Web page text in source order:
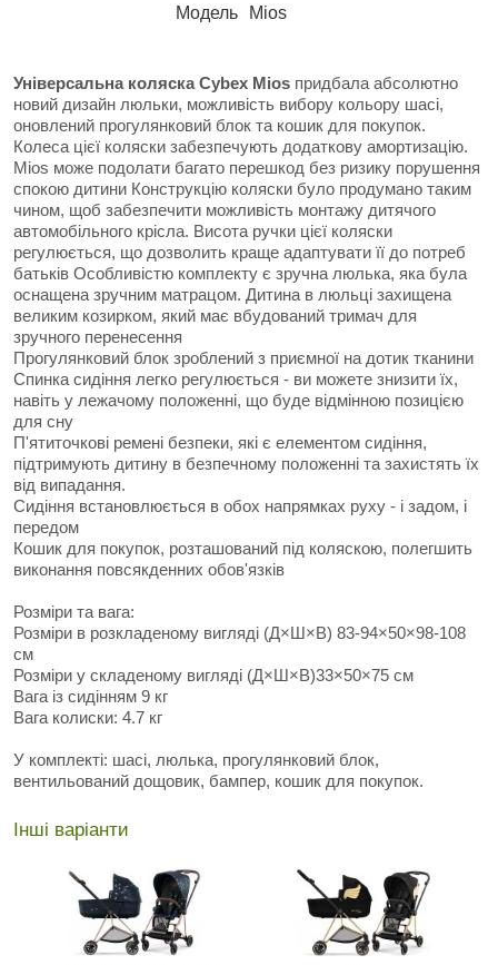
Модель Mios
Універсальна коляска Cybex Mios придбала абсолютно
новий дизайн люльки, можливість вибору кольору шасі,
оновлений прогулянковий блок та кошик для покупок.
Колеса цієї коляски забезпечують додаткову амортизацію.
Mios може подолати багато перешкод без ризику порушення
спокою дитини Конструкцію коляски було продумано таким
чином, щоб забезпечити можливість монтажу дитячого
автомобільного крісла. Висота ручки цієї коляски
регулюється, що дозволить краще адаптувати її до потреб
батьків Особливістю комплекту є зручна люлька, яка була
оснащена зручним матрацом. Дитина в люльці захищена
великим козирком, який має вбудований тримач для
зручного перенесення
Прогулянковий блок зроблений з приємної на дотик тканини
Спинка сидіння легко регулюється - ви можете знизити їх,
навіть у лежачому положенні, що буде відмінною позицією
для сну
П'ятиточкові ремені безпеки, які є елементом сидіння,
підтримують дитину в безпечному положенні та захистять їх
від випадання.
Сидіння встановлюється в обох напрямках руху - і задом, і
передом
Кошик для покупок, розташований під коляскою, полегшить
виконання повсякденних обов'язків
Розміри та вага:
Розміри в розкладеному вигляді (Д×Ш×В) 83-94×50×98-108
см
Розміри у складеному вигляді (Д×Ш×В)33×50×75 см
Вага із сидінням 9 кг
Вага колиски: 4.7 кг
У комплекті: шасі, люлька, прогулянковий блок,
вентильований дощовик, бампер, кошик для покупок.
Інші варіанти